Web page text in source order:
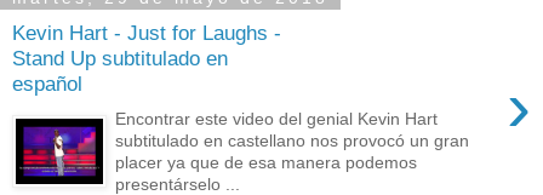
Kevin Hart - Just for Laughs -
Stand Up subtitulado en
español
›
Encontrar este video del genial Kevin Hart
subtitulado en castellano nos provocó un gran
placer ya que de esa manera podemos
presentárselo ...